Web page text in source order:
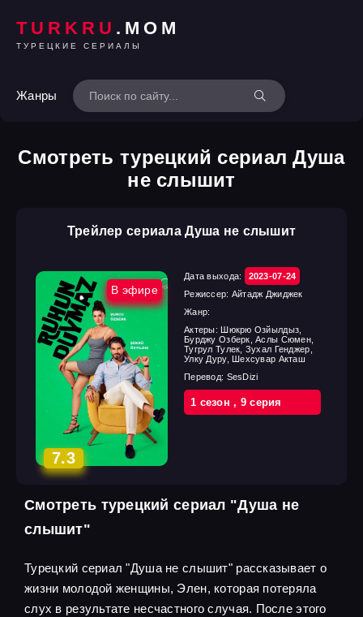
TURKRU .MOM
ТУРЕЦКИЕ СЕРИАЛЫ
Жанры
Смотреть турецкий сериал Душа
не слышит
Трейлер сериала Душа не слышит
В эфире
7.3
Дата выхода:
2023-07-24
Режиссер: Айтадж Джиджек
Жанр:
Актеры: Шюкрю Озйылдыз,
Бурджу Озберк, Аслы Сюмен,
Тугрул Тулек, Зухал Генджер,
Улку Дуру, Шехсувар Акташ
Перевод: SesDizi
1 cезон, 9 cерия
Смотреть турецкий сериал "Душа не
слышит"
Турецкий сериал "Душа не слышит" рассказывает о
жизни молодой женщины, Элен, которая потеряла
слух в результате несчастного случая. После этого